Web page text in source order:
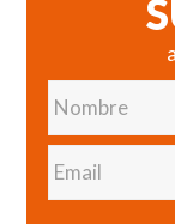
Nombre
Email